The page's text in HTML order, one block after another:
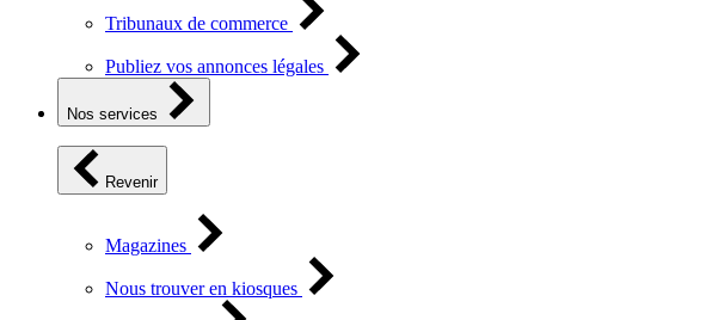
Tribunaux de commerce
Publiez vos annonces légales
Nos services
Revenir
Magazines
Nous trouver en kiosques